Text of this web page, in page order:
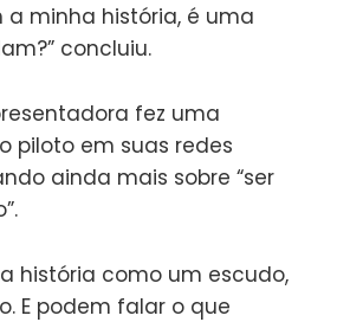
a minha história, é uma
concluiu.
fez uma
piloto em suas redes
ainda mais sobre “ser
história como um escudo,
E podem falar o que